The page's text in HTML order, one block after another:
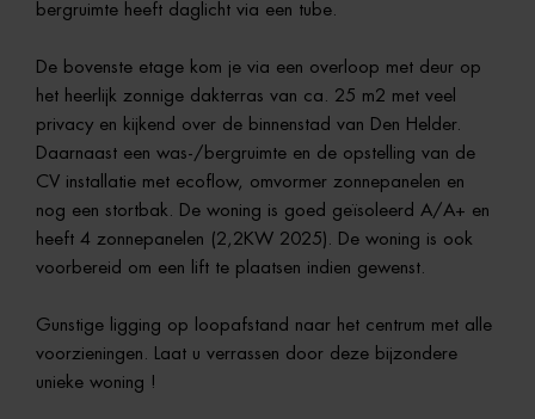
bergruimte heeft daglicht via een tube.
De bovenste etage kom je via een overloop met deur op
het heerlijk zonnige dakterras van ca. 25 m2 met veel
privacy en kijkend over de binnenstad van Den Helder.
Daarnaast een was-/bergruimte en de opstelling van de
CV installatie met ecoflow, omvormer zonnepanelen en
nog een stortbak. De woning is goed geïsoleerd A/A+ en
heeft 4 zonnepanelen (2,2KW 2025). De woning is ook
voorbereid om een lift te plaatsen indien gewenst.
Gunstige ligging op loopafstand naar het centrum met alle
voorzieningen. Laat u verrassen door deze bijzondere
unieke woning !